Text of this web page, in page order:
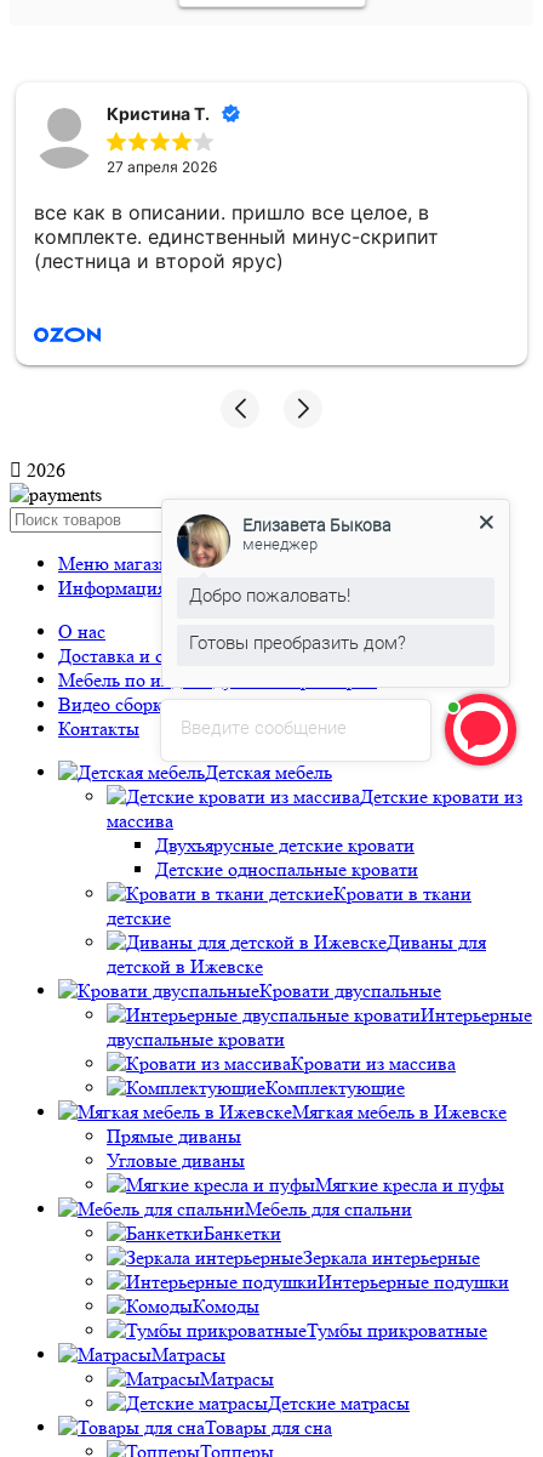
Кристина Т.
27 апреля 2026
все как в описании. пришло все целое, в
комплекте. единственный минус-скрипит
(лестница и второй ярус)
2026
Search
Меню магазина
Информация
О нас
Доставка и оплата
Мебель по индивидуальным размерам
Видео сборки
Контакты
Детская мебель
Детские кровати из
массива
Двухъярусные детские кровати
Детские односпальные кровати
Кровати в ткани
детские
Диваны для
детской в Ижевске
Кровати двуспальные
Интерьерные
двуспальные кровати
Кровати из массива
Комплектующие
Мягкая мебель в Ижевске
Прямые диваны
Угловые диваны
Мягкие кресла и пуфы
Мебель для спальни
Банкетки
Зеркала интерьерные
Интерьерные подушки
Комоды
Тумбы прикроватные
Матрасы
Матрасы
Детские матрасы
Товары для сна
Топперы
Введите сообщение
Елизавета Быкова
менеджер
Добро пожаловать!